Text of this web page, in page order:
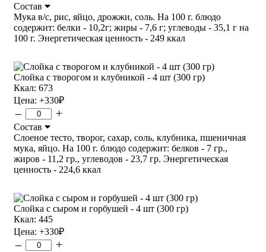
Состав
Мука в/с, рис, яйцо, дрожжи, соль. На 100 г. блюдо
содержит: белки - 10,2г; жиры - 7,6 г; углеводы - 35,1 г на
100 г. Энергетическая ценность - 249 ккал
Слойка с творогом и клубникой - 4 шт (300 гр)
Ккал: 673
Цена: +330₽
– +
Состав
Слоеное тесто, творог, сахар, соль, клубника, пшеничная
мука, яйцо. На 100 г. блюдо содержит: белков - 7 гр.,
жиров - 11,2 гр., углеводов - 23,7 гр. Энергетическая
ценность - 224,6 ккал
Слойка с сыром и горбушей - 4 шт (300 гр)
Ккал: 445
Цена: +330₽
– +